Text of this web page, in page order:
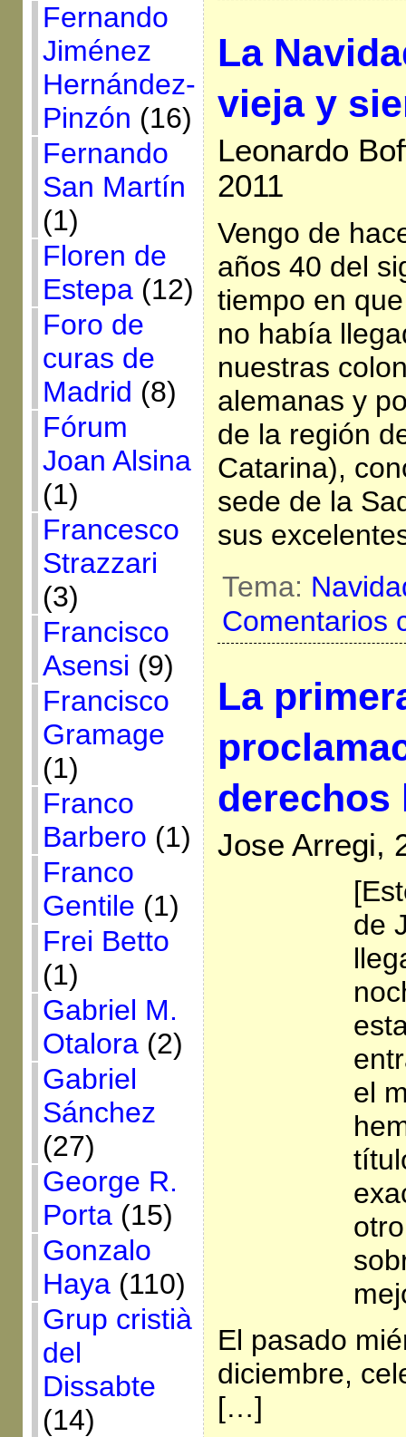
Fernando
Jiménez
Hernández-
Pinzón (16)
Fernando
San Martín
(1)
Floren de
Estepa(12)
Foro de
curas de
Madrid (8)
Fórum
Joan Alsina
(1)
Francesco
Strazzari
(3)
Francisco
Asensi (9)
Francisco
Gramage
(1)
Franco
Barbero (1)
Franco
Gentile (1)
Frei Betto
(1)
Gabriel M.
Otalora(2)
Gabriel
Sánchez
(27)
George R.
Porta(15)
Gonzalo
Haya(110)
Grup cristià
del
Dissabte
(14)
La
vieja y
Leonardo
2011
Vengo de
años 40 del
tiempo en
no había
nuestras
alemanas y
de la región
Catarina),
sede de la
sus
Tema:
Comentarios
La
derechos
Jose Arregi,
de
el
El pasado
diciembre,
[…]